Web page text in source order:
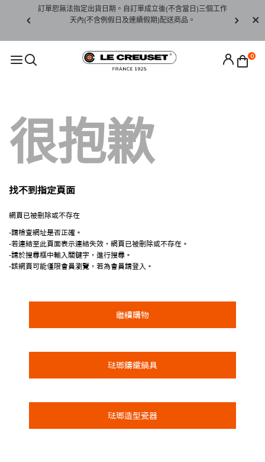
下水)，若
訂單恕無法指定出貨日期。自訂單成立後(不含當日)三個工作
天內(不含例假日及連續假期)配送商品。
請至
0
很抱歉
找不到指定頁面
網頁已被刪除或不存在
-請檢查網址是否正確。
-若連結至此頁面表示連結失效，網頁已被刪除或不存在。
-請於搜尋框中輸入關鍵字，進行搜尋。
-該網頁可能僅限會員瀏覽，若為會員請登入。
繼續購物
琺瑯鑄鐵鍋具
琺瑯造型瓷器